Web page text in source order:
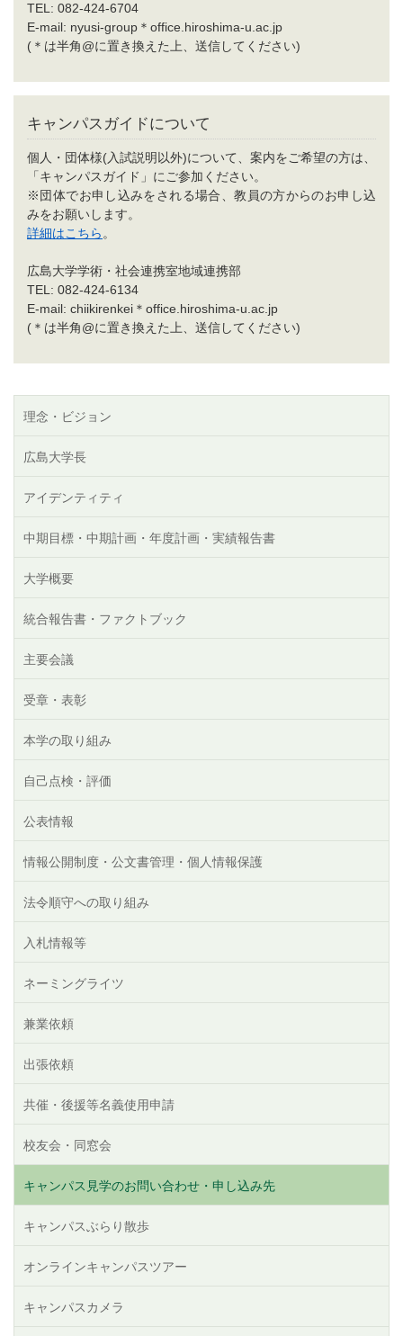
TEL: 082-424-6704
E-mail: nyusi-group＊office.hiroshima-u.ac.jp
(＊は半角@に置き換えた上、送信してください)
キャンパスガイドについて
個人・団体様(入試説明以外)について、案内をご希望の方は、
「キャンパスガイド」にご参加ください。
※団体でお申し込みをされる場合、教員の方からのお申し込
みをお願いします。
詳細はこちら 。
広島大学学術・社会連携室地域連携部
TEL: 082-424-6134
E-mail: chiikirenkei＊office.hiroshima-u.ac.jp
(＊は半角@に置き換えた上、送信してください)
理念・ビジョン
広島大学長
アイデンティティ
中期目標・中期計画・年度計画・実績報告書
大学概要
統合報告書・ファクトブック
主要会議
受章・表彰
本学の取り組み
自己点検・評価
公表情報
情報公開制度・公文書管理・個人情報保護
法令順守への取り組み
入札情報等
ネーミングライツ
兼業依頼
出張依頼
共催・後援等名義使用申請
校友会・同窓会
キャンパス見学のお問い合わせ・申し込み先
キャンパスぶらり散歩
オンラインキャンパスツアー
キャンパスカメラ